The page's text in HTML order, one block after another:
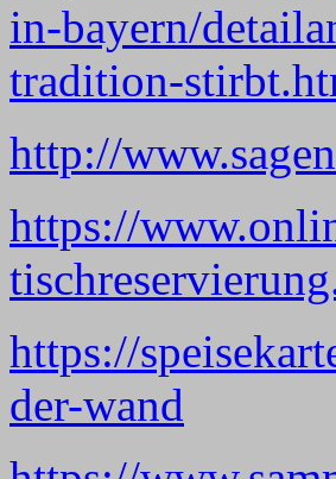
in-bayern/
tradition-
http://
https://
https://
der-wand